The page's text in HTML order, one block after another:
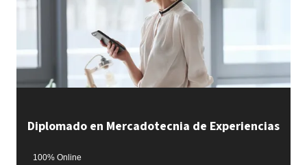
Diplomado en Mercadotecnia de Experiencias
100% Online